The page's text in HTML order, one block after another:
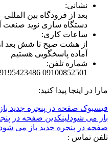
نشانی:
بعد از فرودگاه بین
دستگاه سازی نوید صنعت
ساعات کاری:
از هشت صبح تا شش بعد
آماده پاسخگویی هستیم
شماره تلفن:
09100852501 09195423486
مارا در اینجا پیدا کنید:
فیسبوک صفحه در پنجره جدید
باز می شودلینکدین صفحه در
صفحه در پنجره جدید باز می شود
تلفن تماس :